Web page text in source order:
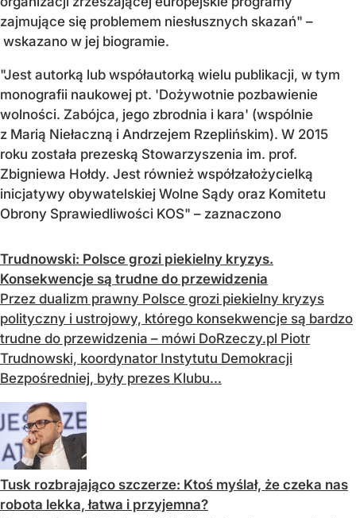
zajmujące się problemem niesłusznych skazań" –
wskazano w jej biogramie.
"Jest autorką lub współautorką wielu publikacji, w tym
monografii naukowej pt. 'Dożywotnie pozbawienie
wolności. Zabójca, jego zbrodnia i kara' (wspólnie
z Marią Niełaczną i Andrzejem Rzeplińskim). W 2015
roku została prezeską Stowarzyszenia im. prof.
Zbigniewa Hołdy. Jest również współzałożycielką
inicjatywy obywatelskiej Wolne Sądy oraz Komitetu
Obrony Sprawiedliwości KOS" – zaznaczono
Trudnowski: Polsce grozi piekielny kryzys.
Konsekwencje są trudne do przewidzenia
Przez dualizm prawny Polsce grozi piekielny kryzys
polityczny i ustrojowy, którego konsekwencje są bardzo
trudne do przewidzenia – mówi DoRzeczy.pl Piotr
Trudnowski, koordynator Instytutu Demokracji
Bezpośredniej, były prezes Klubu...
Tusk rozbrajająco szczerze: Ktoś myślał, że czeka nas
robota lekka, łatwa i przyjemna?